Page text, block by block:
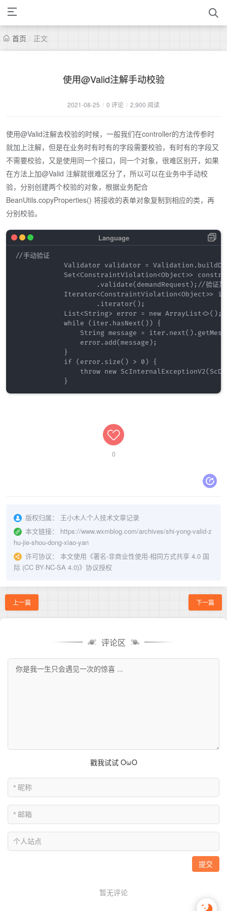
首页 / 正文
使用@Valid注解手动校验
2021-08-25 / 0 评论 / 2,900 阅读
使用@Valid注解去校验的时候，一般我们在controller的方法传参时
就加上注解，但是在业务时有时有的字段需要校验，有时有的字段又
不需要校验，又是使用同一个接口，同一个对象，很难区别开，如果
在方法上加@Valid 注解就很难区分了，所以可以在业务中手动校
验，分别创建两个校验的对象，根据业务配合
BeanUtils.copyProperties() 将接收的表单对象复制到相应的类，再
分别校验。
//手动验证
Validator validator =
Set<ConstraintViolation<Object>>
.validate(demandRequest);//验证某个
Iterator<ConstraintViolation<Object>>
                    .iterator();
            List<String> error = new ArrayList<>();
            while (iter.hasNext()) {
String message =
                error.add(message);
            }
            if (error.size() > 0) {
throw new
0
版权归属：
王小木人个人技术文章记录
本文链接：
https://www.wxmblog.com/archives/shi-yong-valid-z
hu-jie-shou-dong-xiao-yan
许可协议：
本文使用《署名-非商业性使用-相同方式共享 4.0 国
际 (CC BY-NC-SA 4.0)》协议授权
上一篇 下一篇
评论区